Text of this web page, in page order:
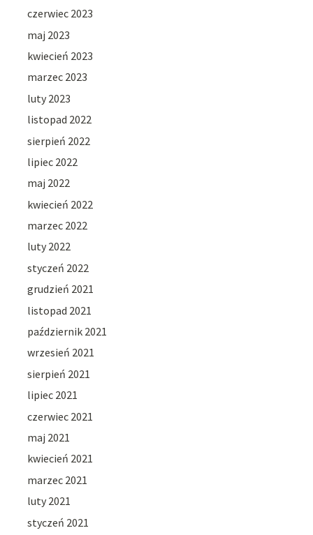
czerwiec 2023
maj 2023
kwiecień 2023
marzec 2023
luty 2023
listopad 2022
sierpień 2022
lipiec 2022
maj 2022
kwiecień 2022
marzec 2022
luty 2022
styczeń 2022
grudzień 2021
listopad 2021
październik 2021
wrzesień 2021
sierpień 2021
lipiec 2021
czerwiec 2021
maj 2021
kwiecień 2021
marzec 2021
luty 2021
styczeń 2021